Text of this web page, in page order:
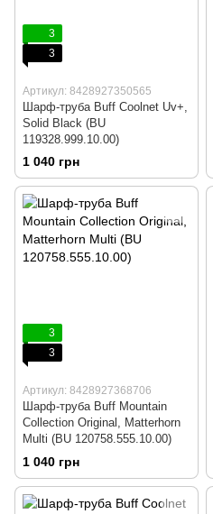
3
3
Артикул: 8428927350565
Шарф-труба Buff Coolnet Uv+,
Solid Black (BU
119328.999.10.00)
1 040 грн
3
3
Артикул: 8428927368706
Шарф-труба Buff Mountain
Collection Original, Matterhorn
Multi (BU 120758.555.10.00)
1 040 грн